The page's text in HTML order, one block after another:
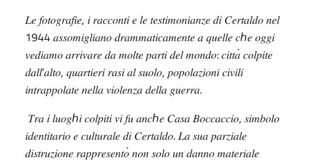
𝐿𝑒 𝑓𝑜𝑡𝑜𝑔𝑟𝑎𝑓𝑖𝑒, 𝑖 𝑟𝑎𝑐𝑐𝑜𝑛𝑡𝑖 𝑒 𝑙𝑒 𝑡𝑒𝑠𝑡𝑖𝑚𝑜𝑛𝑖𝑎𝑛𝑧𝑒 𝑑𝑖 𝐶𝑒𝑟𝑡𝑎𝑙𝑑𝑜 𝑛𝑒𝑙
1944 𝑎𝑠𝑠𝑜𝑚𝑖𝑔𝑙𝑖𝑎𝑛𝑜 𝑑𝑟𝑎𝑚𝑚𝑎𝑡𝑖𝑐𝑎𝑚𝑒𝑛𝑡𝑒 𝑎 𝑞𝑢𝑒𝑙𝑙𝑒 𝑐ℎ𝑒 𝑜𝑔𝑔𝑖
𝑣𝑒𝑑𝑖𝑎𝑚𝑜 𝑎𝑟𝑟𝑖𝑣𝑎𝑟𝑒 𝑑𝑎 𝑚𝑜𝑙𝑡𝑒 𝑝𝑎𝑟𝑡𝑖 𝑑𝑒𝑙 𝑚𝑜𝑛𝑑𝑜: 𝑐𝑖𝑡𝑡𝑎 𝑐𝑜𝑙𝑝𝑖𝑡𝑒
𝑑𝑎𝑙𝑙’𝑎𝑙𝑡𝑜, 𝑞𝑢𝑎𝑟𝑡𝑖𝑒𝑟𝑖 𝑟𝑎𝑠𝑖 𝑎𝑙 𝑠𝑢𝑜𝑙𝑜, 𝑝𝑜𝑝𝑜𝑙𝑎𝑧𝑖𝑜𝑛𝑖 𝑐𝑖𝑣𝑖𝑙𝑖
𝑖𝑛𝑡𝑟𝑎𝑝𝑝𝑜𝑙𝑎𝑡𝑒 𝑛𝑒𝑙𝑙𝑎 𝑣𝑖𝑜𝑙𝑒𝑛𝑧𝑎 𝑑𝑒𝑙𝑙𝑎 𝑔𝑢𝑒𝑟𝑟𝑎.
𝑇𝑟𝑎 𝑖 𝑙𝑢𝑜𝑔ℎ𝑖 𝑐𝑜𝑙𝑝𝑖𝑡𝑖 𝑣𝑖 𝑓𝑢 𝑎𝑛𝑐ℎ𝑒 𝐶𝑎𝑠𝑎 𝐵𝑜𝑐𝑐𝑎𝑐𝑐𝑖𝑜, 𝑠𝑖𝑚𝑏𝑜𝑙𝑜
𝑖𝑑𝑒𝑛𝑡𝑖𝑡𝑎𝑟𝑖𝑜 𝑒 𝑐𝑢𝑙𝑡𝑢𝑟𝑎𝑙𝑒 𝑑𝑖 𝐶𝑒𝑟𝑡𝑎𝑙𝑑𝑜. 𝐿𝑎 𝑠𝑢𝑎 𝑝𝑎𝑟𝑧𝑖𝑎𝑙𝑒
𝑑𝑖𝑠𝑡𝑟𝑢𝑧𝑖𝑜𝑛𝑒 𝑟𝑎𝑝𝑝𝑟𝑒𝑠𝑒𝑛𝑡𝑜 𝑛𝑜𝑛 𝑠𝑜𝑙𝑜 𝑢𝑛 𝑑𝑎𝑛𝑛𝑜 𝑚𝑎𝑡𝑒𝑟𝑖𝑎𝑙𝑒